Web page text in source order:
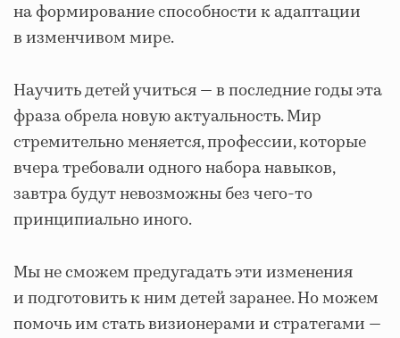
на формирование способности к адаптации
в изменчивом мире.
Научить детей учиться — в последние годы эта
фраза обрела новую актуальность. Мир
стремительно меняется, профессии, которые
вчера требовали одного набора навыков,
завтра будут невозможны без чего-то
принципиально иного.
Мы не сможем предугадать эти изменения
и подготовить к ним детей заранее. Но можем
помочь им стать визионерами и стратегами —